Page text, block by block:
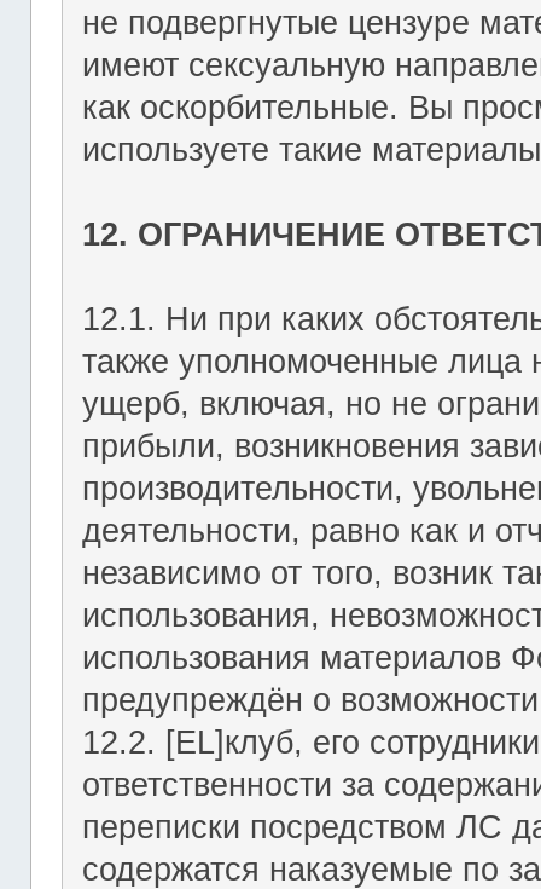
не подвергнутые цензуре
имеют сексуальную
как оскорбительные. Вы
используете такие
12. ОГРАНИЧЕНИЕ
12.1. Ни при каких
также уполномоченные лица
ущерб, включая, но не
прибыли, возникновения
производительности,
деятельности, равно как и
независимо от того, возник
использования,
использования материалов
предупреждён о
12.2. [EL]клуб, его
ответственности за
переписки посредством ЛС
содержатся наказуемые по